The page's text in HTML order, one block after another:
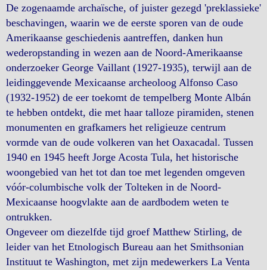
De zogenaamde archaïsche, of juister gezegd 'preklassieke'
beschavingen, waarin we de eerste sporen van de oude
Amerikaanse geschiedenis aantreffen, danken hun
wederopstanding in wezen aan de Noord-Amerikaanse
onderzoeker George Vaillant (1927-1935), terwijl aan de
leidinggevende Mexicaanse archeoloog Alfonso Caso
(1932-1952) de eer toekomt de tempelberg Monte Albán
te hebben ontdekt, die met haar talloze piramiden, stenen
monumenten en grafkamers het religieuze centrum
vormde van de oude volkeren van het Oaxacadal. Tussen
1940 en 1945 heeft Jorge Acosta Tula, het historische
woongebied van het tot dan toe met legenden omgeven
vóór-columbische volk der Tolteken in de Noord-
Mexicaanse hoogvlakte aan de aardbodem weten te
ontrukken.
Ongeveer om diezelfde tijd groef Matthew Stirling, de
leider van het Etnologisch Bureau aan het Smithsonian
Instituut te Washington, met zijn medewerkers La Venta